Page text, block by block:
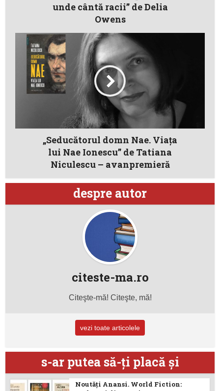
unde cântă racii” de Delia
Owens
„Seducătorul domn Nae. Viața
lui Nae Ionescu” de Tatiana
Niculescu – avanpremieră
despre autor
citeste-ma.ro
Citeşte-mă! Citeşte, mă!
vezi toate articolele
s-ar putea să-ţi placă şi
Noutăţi Anansi. World Fiction: